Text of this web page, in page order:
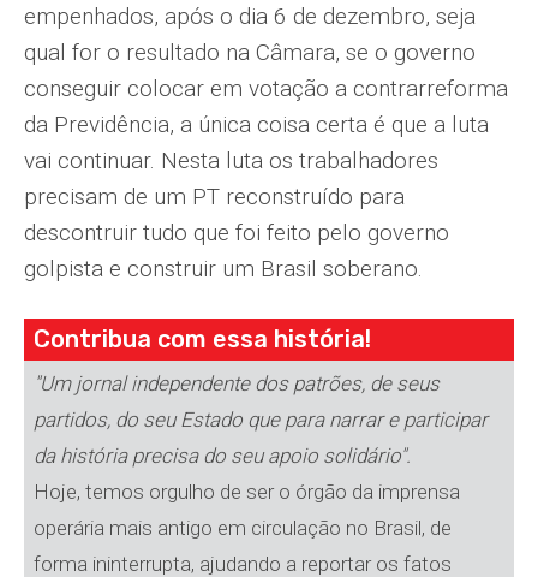
empenhados, após o dia 6 de dezembro, seja
qual for o resultado na Câmara, se o governo
conseguir colocar em votação a contrarrefor­ma
da Previdência, a única coisa certa é que a luta
vai continuar. Nesta luta os trabalha­dores
precisam de um PT reconstruído para
descontruir tudo que foi feito pelo governo
golpista e construir um Brasil soberano.
Contribua com essa história!
"Um jornal independente dos patrões, de seus
partidos, do seu Estado que para narrar e participar
da história precisa do seu apoio solidário".
Hoje, temos orgulho de ser o órgão da imprensa
operária mais antigo em circulação no Brasil, de
forma ininterrupta, ajudando a reportar os fatos